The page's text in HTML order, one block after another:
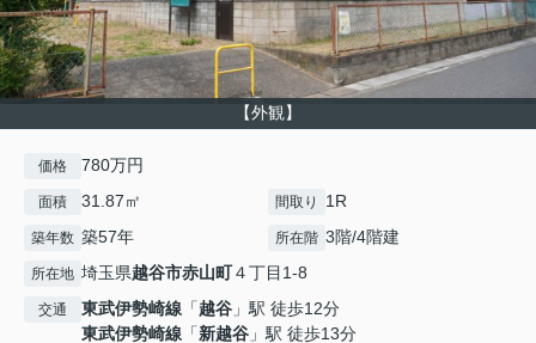
【外観】
価格 780万円
面積 31.87㎡ 間取り 1R
築年数 築57年 所在階 3階/4階建
所在地 埼玉県越谷市赤山町４丁目1-8
交通 東武伊勢崎線 「越谷 」駅 徒歩12分
東武伊勢崎線 「新越谷 」駅 徒歩13分